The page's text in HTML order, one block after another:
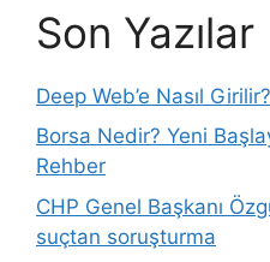
Son Yazılar
Deep Web’e Nasıl
Borsa Nedir? Yeni
Rehber
CHP Genel Başkanı
suçtan soruşturma